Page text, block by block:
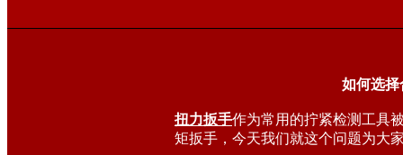
如何选择
扭力扳手作为常用的拧紧检测工具
矩扳手，今天我们就这个问题为大